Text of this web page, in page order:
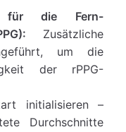
für die Fern-
Zusätzliche
um die
der rPPG-
initialisieren –
Durchschnitte